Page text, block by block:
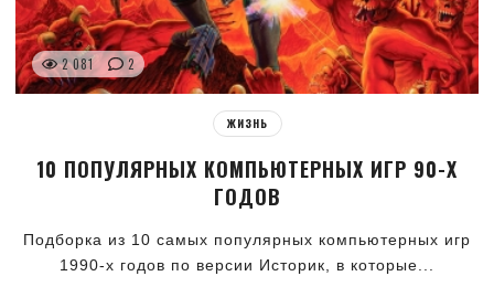
2 081 2
ЖИЗНЬ
10 ПОПУЛЯРНЫХ КОМПЬЮТЕРНЫХ ИГР 90-Х
ГОДОВ
Подборка из 10 самых популярных компьютерных игр
1990-х годов по версии Историк, в которые...